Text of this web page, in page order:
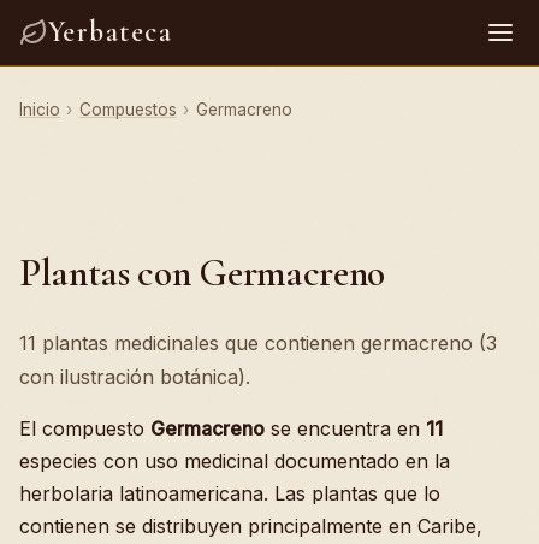
Yerbateca
Inicio › Compuestos › Germacreno
Plantas con Germacreno
11 plantas medicinales que contienen germacreno (3
con ilustración botánica).
El compuesto Germacreno se encuentra en 11
especies con uso medicinal documentado en la
herbolaria latinoamericana. Las plantas que lo
contienen se distribuyen principalmente en Caribe,